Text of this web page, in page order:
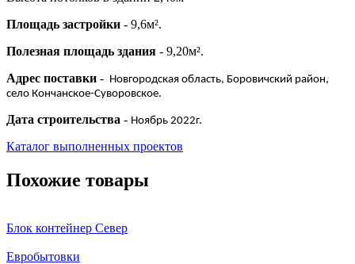
Площадь застройки - 9,6м².
Полезная площадь здания - 9,20м².
Адрес поставки - Новгородская область, Боровичский район,
село Кончанское-Суворовское.
Дата строительства - Ноябрь 2022г.
Каталог выполненных проектов
Похожие товары
Блок контейнер Север
Евробытовки